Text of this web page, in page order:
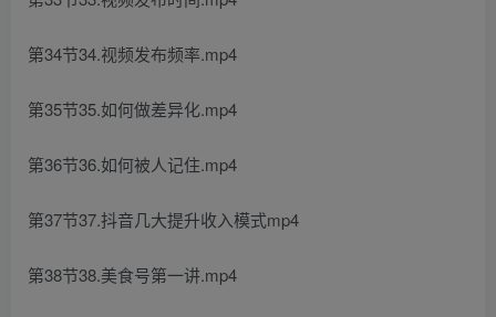
第34节34.视频发布频率.mp4
第35节35.如何做差异化.mp4
第36节36.如何被人记住.mp4
第37节37.抖音几大提升收入模式mp4
第38节38.美食号第一讲.mp4